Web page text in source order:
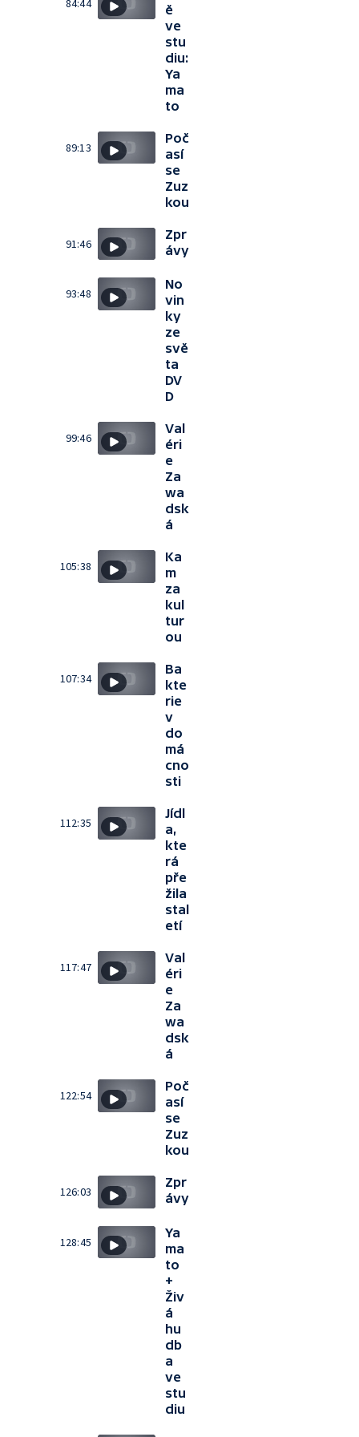
ě
ve
stu
diu:
Ya
ma
to
89:13
Poč
así
se
Zuz
kou
91:46
Zpr
ávy
93:48
No
vin
ky
ze
svě
ta
DV
D
99:46
Val
éri
e
Za
wa
dsk
á
105:38
Ka
m
za
kul
tur
ou
107:34
Ba
kte
rie
v
do
má
cno
sti
112:35
Jídl
a,
kte
rá
pře
žila
stal
etí
117:47
Val
éri
e
Za
wa
dsk
á
122:54
Poč
así
se
Zuz
kou
126:03
Zpr
ávy
128:45
Ya
ma
to
+
Živ
á
hu
db
a
ve
stu
diu